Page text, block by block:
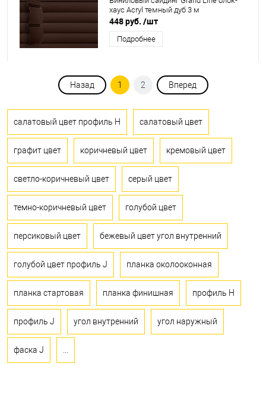
хаус Acryl темный дуб 3 м
448 руб. /шт
Подробнее
Назад 1 2 Вперед
салатовый цвет профиль H салатовый цвет
графит цвет коричневый цвет кремовый цвет
светло-коричневый цвет серый цвет
темно-коричневый цвет голубой цвет
персиковый цвет бежевый цвет угол внутренний
голубой цвет профиль J планка околооконная
планка стартовая планка финишная профиль H
профиль J угол внутренний угол наружный
фаска J